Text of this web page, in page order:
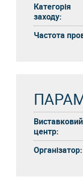
Категорія
заходу:
Частота
Виставковий
центр:
Організатор: